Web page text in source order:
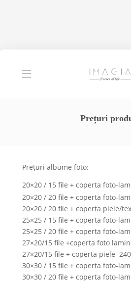
Prețuri
Prețuri albume foto:
20×20 / 15 file + coperta foto-
20×20 / 20 file + coperta foto-
20×20 / 20 file + coperta piele/
25×25 / 15 file + coperta foto-
25×25 / 20 file + coperta foto-
27×20/15 file +coperta foto
27×20/15 file + coperta piele
30×30 / 15 file + coperta foto-
30×30 / 20 file + coperta foto-